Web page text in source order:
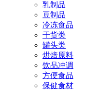
乳制品
豆制品
冷冻食品
干货类
罐头类
烘焙原料
饮品冲调
方便食品
保健食材